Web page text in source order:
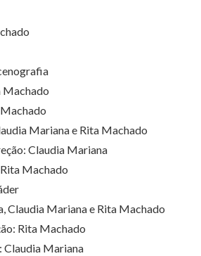
Mariana e Rita Machado
Claudia Mariana
Machado
Claudia Mariana e Rita Machado
Rita Machado
Claudia Mariana